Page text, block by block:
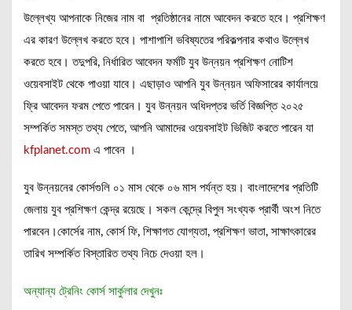
উল্লেখ্য আপনাকে নিজের নাম বা প্রতিষ্ঠানের নামে আবেদন করতে হবে। প্রশিক্ষণ
এর কারণ উল্লেখ করতে হবে। পাশাপাশি ভবিষ্যতের পরিকল্পনার কথাও উল্লেখ
করতে হবে। তদুপরি, নির্ধারিত আবেদন ফর্মটি যুব উন্নয়ন প্রশিক্ষণ নোটিশ
ওয়েবসাইট থেকে পাওয়া যাবে। এছাড়াও আপনি যুব উন্নয়ন অফিসারের কার্যালয়ে
ফ্রি আবেদন ফরম পেতে পারেন। যুব উন্নয়ন অধিদপ্তর ভর্তি বিজ্ঞপ্তি ২০২৫
সম্পর্কিত সমস্ত তথ্য পেতে, আপনি আমাদের ওয়েবসাইট ভিজিট করতে পারেন যা
kfplanet.com এ পাবেন ।
যুব উন্নয়নের কোর্সগুলি ০১ মাস থেকে ০৬ মাস পর্যন্ত হয়। বাংলাদেশের প্রতিটি
জেলায় যুব প্রশিক্ষণ কেন্দ্র রয়েছে। সকল কেন্দ্রে বিপুল সংখ্যক প্রার্থী অংশ নিতে
পারবেন।কোর্সের নাম, কোর্স ফি, শিক্ষাগত যোগ্যতা, প্রশিক্ষণ ভাতা, সাক্ষাৎকারের
তারিখ সম্পর্কিত বিস্তারিত তথ্য নিচে দেওয়া হল।
অন্যান্য ট্রেনিং কোর্স সার্কুলার দেখুনঃ